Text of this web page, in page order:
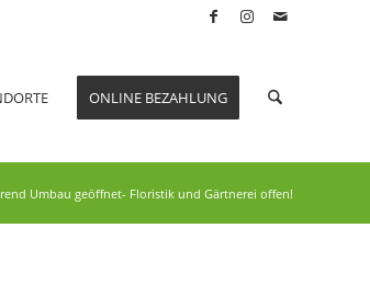
ONLINE BEZAHLUNG
Umbau geöffnet- Floristik und Gärtnerei offen!